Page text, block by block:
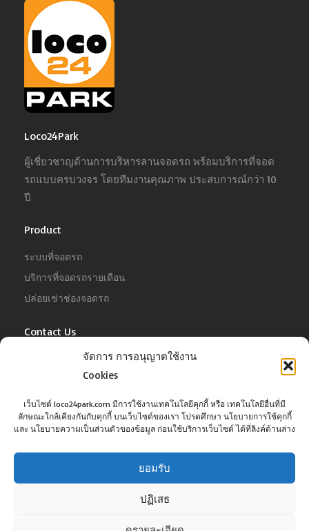
จัดการ การอนุญาตใช้งาน
Cookies
เว็บไซต์ loco24park.com มีการใช้งานเทคโนโลยีคุกกี้ หรือ เทคโนโลยีอื่นที่มี
ลักษณะใกล้เคียงกันกับคุกกี้ บนเว็บไซต์ของเรา โปรดศึกษา นโยบายการใช้คุกกี้
และ นโยบายความเป็นส่วนตัวของข้อมูล ก่อนใช้บริการเว็บไซต์ ได้ที่ลิงค์ด้านล่าง
ยอมรับ
ปฏิเสธ
Loco24Park
ผู้เชี่ยวชาญด้านการบริหารลานจอดรถ พร้อมบริการที่จอด
รถแบบครบวงจร โดยทีมงานคุณภาพ ประสบการณ์กว่า 10
ปี
Product
ระบบที่จอดรถ
บริการที่จอดรถรายเดือน
ปล่อยเช่าช่องจอดรถ
Contact Us
02-022-4680
For Customer